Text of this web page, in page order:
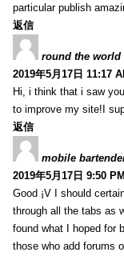
particular publish
返信
round the world
2019年5月17日 11:17
Hi, i think that i saw
to improve my site!I
返信
mobile
2019年5月17日 9:50 PM
Good ¡V I should
through all the tabs as
found what I hoped for
those who add forums